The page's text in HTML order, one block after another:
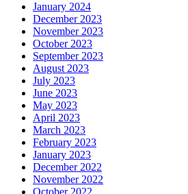
January 2024
December 2023
November 2023
October 2023
September 2023
August 2023
July 2023
June 2023
May 2023
April 2023
March 2023
February 2023
January 2023
December 2022
November 2022
October 2022